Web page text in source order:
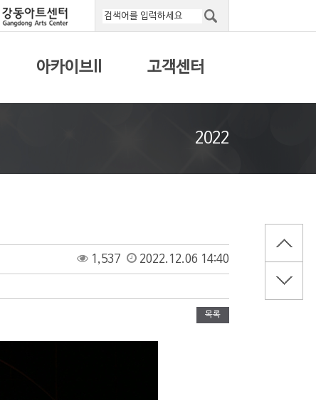
아카이브II 고객센터
2022
1,537 2022.12.06 14:40
목록